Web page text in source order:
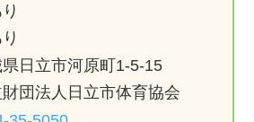
日立市河原町1-5-15
団法人日立市体育協会